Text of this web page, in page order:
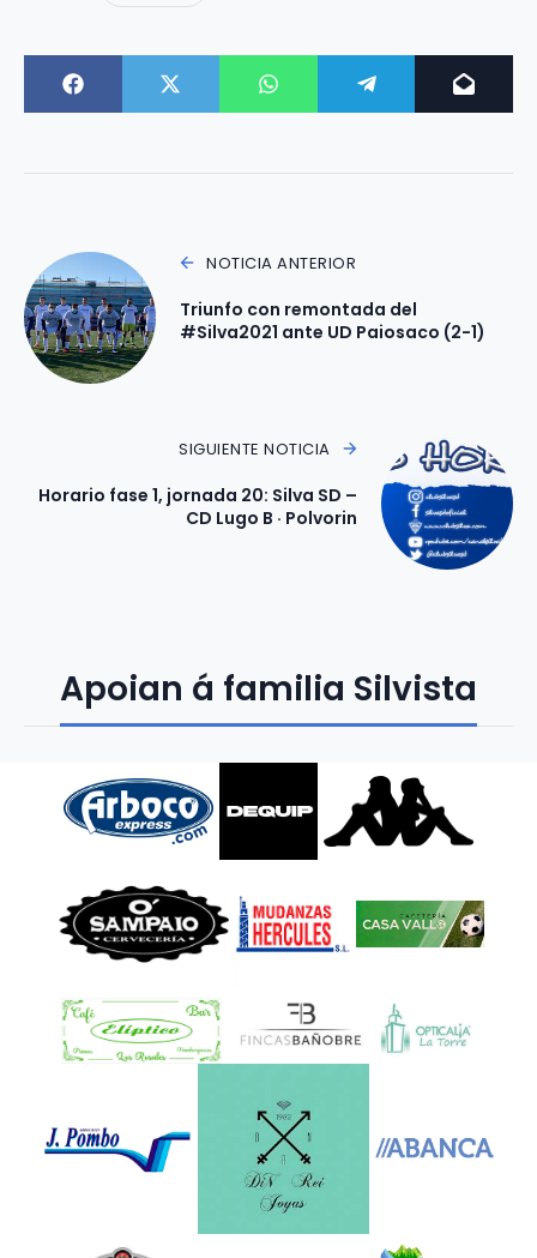
NOTICIA ANTERIOR
Triunfo con remontada del
#Silva2021 ante UD Paiosaco (2-1)
SIGUIENTE NOTICIA
Horario fase 1, jornada 20: Silva SD –
CD Lugo B · Polvorin
Apoian á familia Silvista